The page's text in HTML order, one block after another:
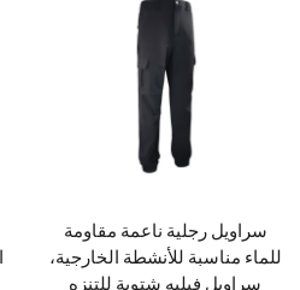
سراويل رجلية ناعمة مقاومة
للماء مناسبة للأنشطة الخارجية،
سراويل فيليه شتوية للتنزه